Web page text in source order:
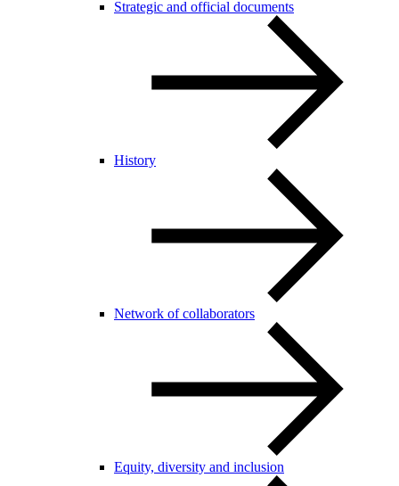
Strategic and official documents
History
Network of collaborators
Equity, diversity and inclusion